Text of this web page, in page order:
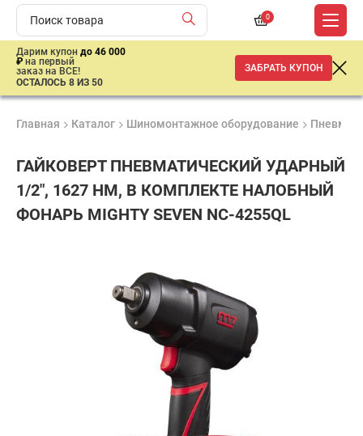
0
Дарим купон до 46 000
₽ на первый
заказ на ВСЕ!
ОСТАЛОСЬ 8 ИЗ 50
ЗАБРАТЬ КУПОН
Главная Каталог Шиномонтажное оборудование
ГАЙКОВЕРТ ПНЕВМАТИЧЕСКИЙ УДАРНЫЙ
1/2", 1627 НМ, В КОМПЛЕКТЕ НАЛОБНЫЙ
ФОНАРЬ MIGHTY SEVEN NC-4255QL
от 2 дней